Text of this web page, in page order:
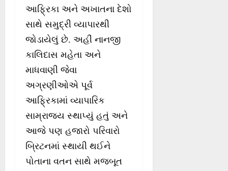
આફ્રિકા અને અખાતના દેશો
સાથે સમુદ્રી વ્યાપારથી
જોડાયેલું છે. અહીં નાનજી
કાલિદાસ મહેતા અને
માધવાણી જેવા
અગ્રણીઓએ પૂર્વ
આફ્રિકામાં વ્યાપારિક
સામ્રાજ્ય સ્થાપ્યું હતું અને
આજે પણ હજારો પરિવારો
બ્રિટનમાં સ્થાયી થઈને
પોતાના વતન સાથે મજબૂત